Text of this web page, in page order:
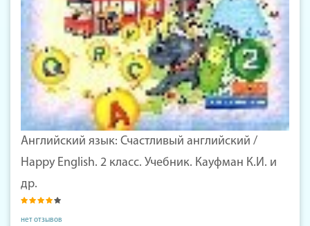
Английский язык: Счастливый английский /
Happy English. 2 класс. Учебник. Кауфман К.И. и
др.
нет отзывов